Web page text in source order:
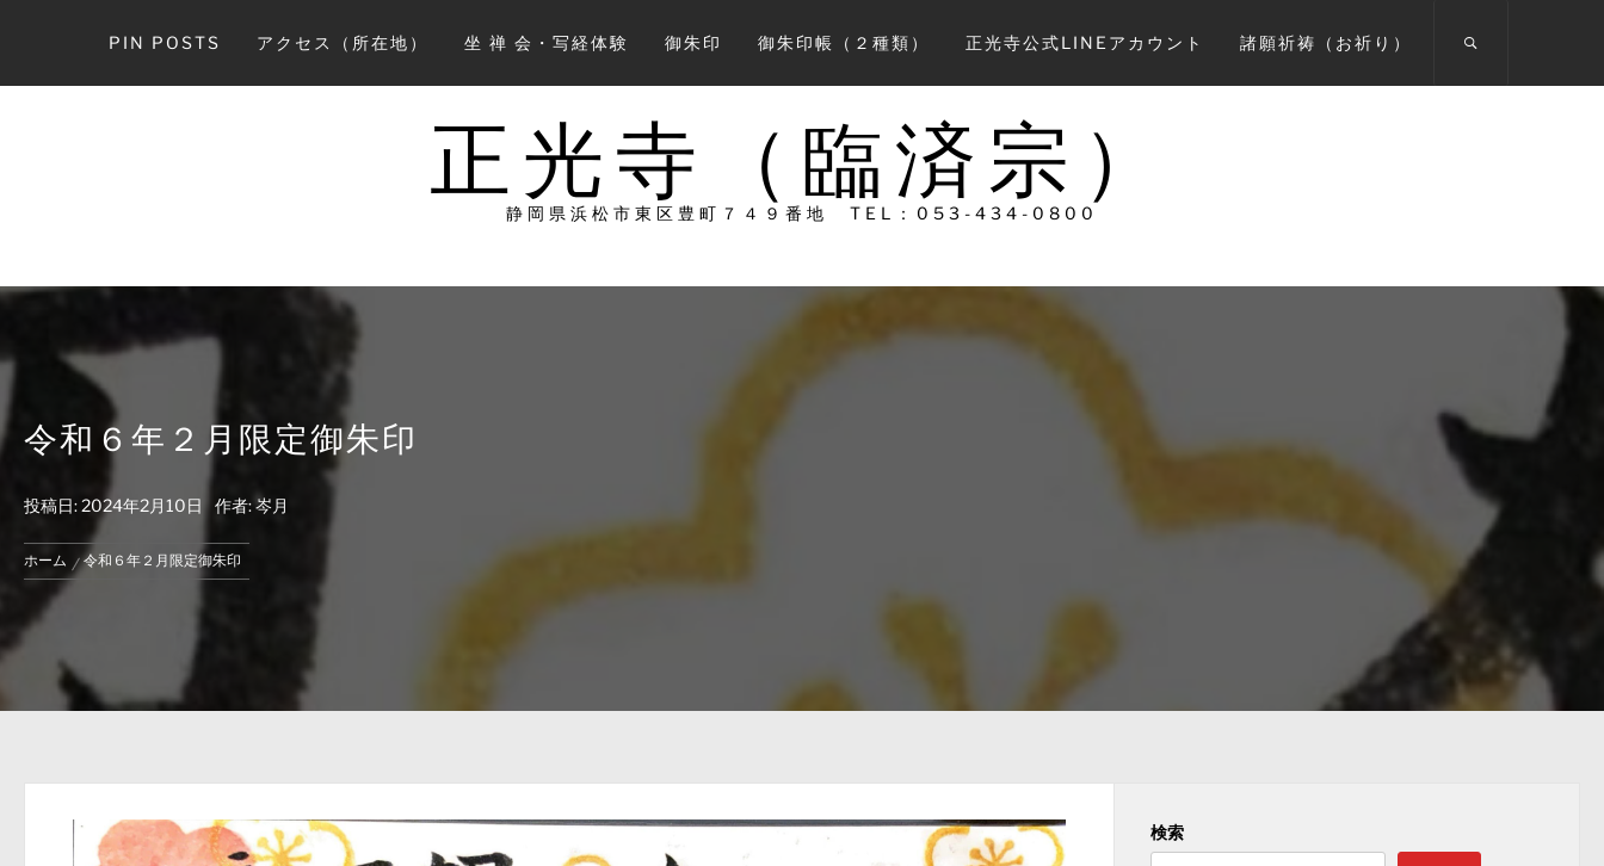
ン
PIN POSTS アクセス（所在地） 坐 禅 会・写経体験 御朱印 御朱印帳（２種類） 正光寺公式LINEアカウント 諸願祈祷（お祈り）
正光寺（臨済宗）
静岡県浜松市東区豊町７４９番地 TEL：053-434-0800
令和６年２月限定御朱印
投稿日:2024年2月10日 作者:岑月
ホーム 令和６年２月限定御朱印
検索